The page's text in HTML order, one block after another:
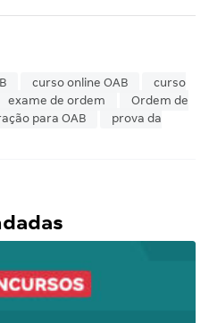
curso online OAB
curso
exame de ordem
Ordem de
para OAB
prova da